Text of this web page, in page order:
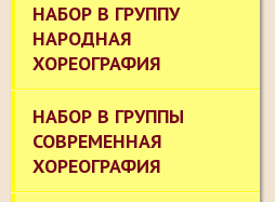
НАБОР В ГРУППУ
НАРОДНАЯ
ХОРЕОГРАФИЯ
НАБОР В ГРУППЫ
СОВРЕМЕННАЯ
ХОРЕОГРАФИЯ